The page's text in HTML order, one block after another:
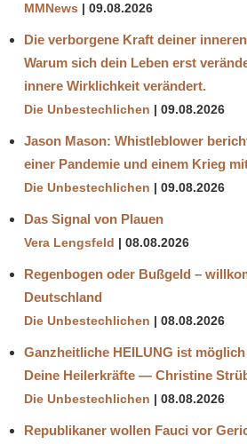
MMNews 09.08.2026
Die verborgene Kraft deiner
Warum sich dein Leben erst
innere Wirklichkeit verändert.
Die Unbestechlichen 09.08.2026
Jason Mason: Whistleblower
einer Pandemie und einem Krieg
Die Unbestechlichen 09.08.2026
Das Signal von Plauen
Vera Lengsfeld 08.08.2026
Regenbogen oder Bußgeld –
Deutschland
Die Unbestechlichen 08.08.2026
Ganzheitliche HEILUNG ist
Deine Heilerkräfte — Christine
Die Unbestechlichen 08.08.2026
Republikaner wollen Fauci vor